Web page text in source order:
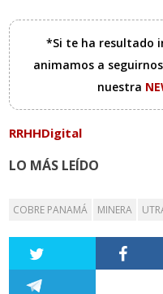
*Si te ha resultado
animamos a
nuestra
RRHHDigital
LO MÁS LEÍDO
COBRE PANAMÁ MINERA